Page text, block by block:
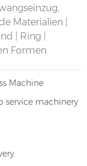
Materialien |
| Ring |
Formen
Machine
service machinery